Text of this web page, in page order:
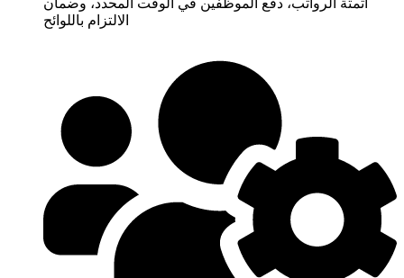
أتمتة الرواتب، دفع الموظفين في الوقت المحدد، وضمان
الالتزام باللوائح